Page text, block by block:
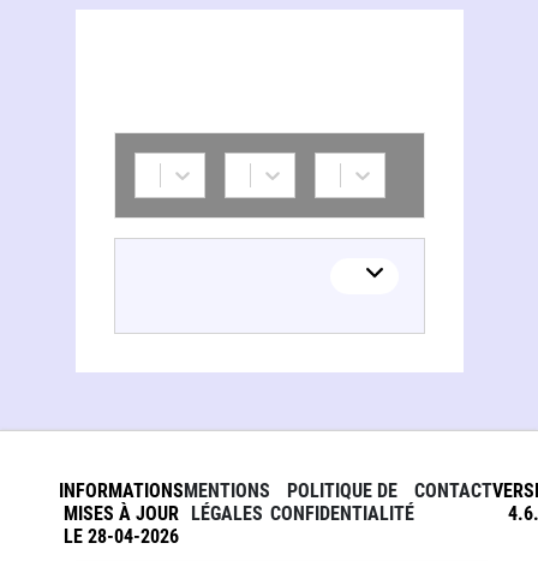
INFORMATIONS
MISES À JOUR
LE 28-04-2026
MENTIONS
LÉGALES
POLITIQUE DE
CONFIDENTIALITÉ
CONTACT